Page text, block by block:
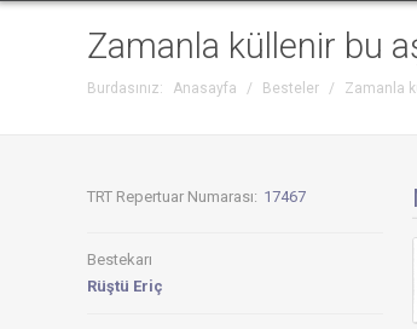
Zamanla küllenir bu
Burdasınız: Anasayfa / Besteler / Zamanla
TRT Repertuar Numarası: 17467
Bestekarı
Rüştü Eriç